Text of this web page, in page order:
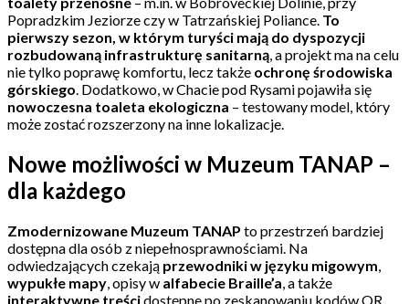
Popradzkim Jeziorze czy w Tatrzańskiej Poliance. To
pierwszy sezon, w którym turyści mają do dyspozycji
rozbudowaną infrastrukturę sanitarną , a projekt ma na celu
nie tylko poprawę komfortu, lecz także ochronę środowiska
górskiego . Dodatkowo, w Chacie pod Rysami pojawiła się
nowoczesna toaleta ekologiczna – testowany model, który
może zostać rozszerzony na inne lokalizacje.
Nowe możliwości w Muzeum TANAP –
dla każdego
Zmodernizowane Muzeum TANAP to przestrzeń bardziej
dostępna dla osób z niepełnosprawnościami. Na
odwiedzających czekają przewodniki w języku migowym
wypukłe mapy , opisy w alfabecie Braille’a , a także
interaktywne treścidostępne po zeskanowaniu kodów QR.